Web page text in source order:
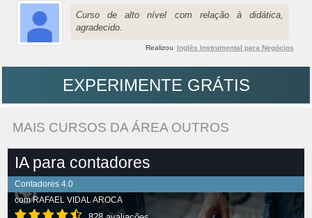
Curso de alto nível com relação à didática,
agradecido.
Realizou Inglês Instrumental para Negócios
EXPERIMENTE GRÁTIS
MAIS CURSOS DA ÁREA OUTROS
IA para contadores
Contadores 4.0
comRAFAEL VIDAL AROCA